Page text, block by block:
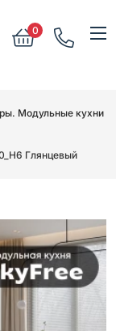
0
Модульные кухни
Глянцевый